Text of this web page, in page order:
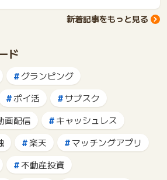
新着記事をもっと見る
ド
グランピング
ポイ活
サブスク
画配信
キャッシュレス
楽天
マッチングアプリ
不動産投資